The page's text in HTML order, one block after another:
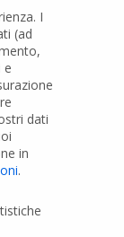
I
(ad
e
dati
in
.